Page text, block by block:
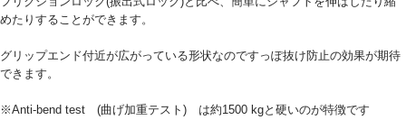
めたりすることができます。
グリップエンド付近が広がっている形状なのですっぽ抜け防止の効果が期待
できます。
※Anti-bend test (曲げ加重テスト) は約1500 kgと硬いのが特徴です